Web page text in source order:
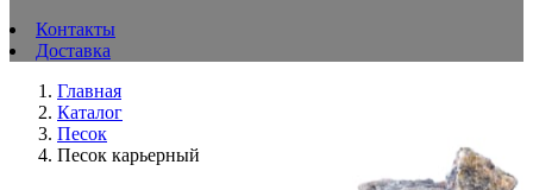
Контакты
Доставка
Главная
Каталог
Песок
Песок карьерный